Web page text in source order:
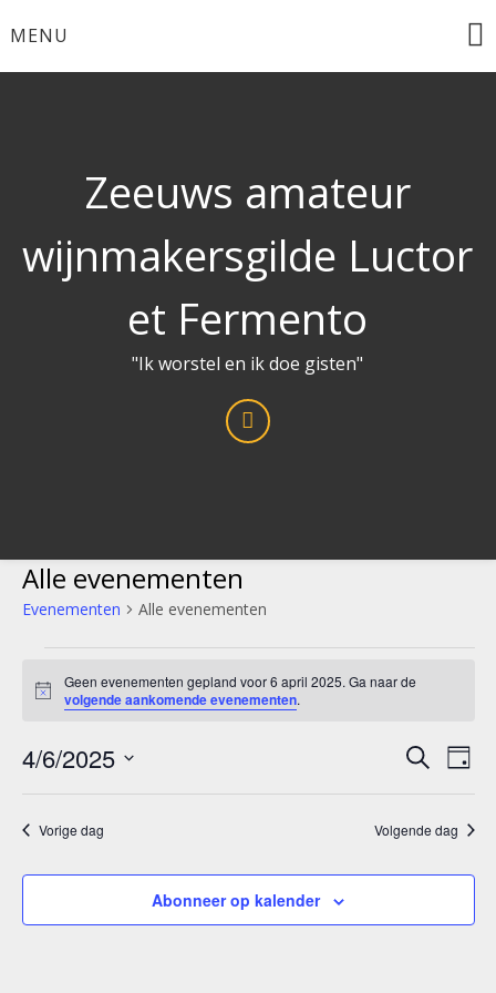
naar
MENU
Zeeuws amateur
wijnmakersgilde Luctor
et Fermento
"Ik worstel en ik doe gisten"
Alle evenementen
Evenementen Alle evenementen
Evenementen
in
6
april
2025
Bericht
Geen evenementen gepland voor 6 april 2025. Ga naar de
volgende aankomende evenementen.
en
Zoeken
Dag
4/6/2025
datum.
Vorige dag Volgende dag
Abonneer op kalender